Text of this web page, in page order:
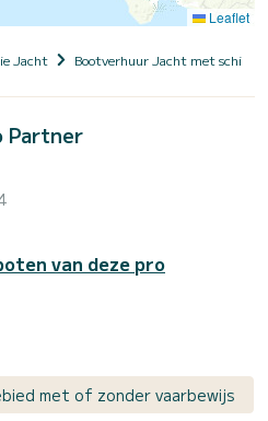
Leaflet
Jacht Bootverhuur Jacht met schipper
Partner
van deze pro
met of zonder vaarbewijs